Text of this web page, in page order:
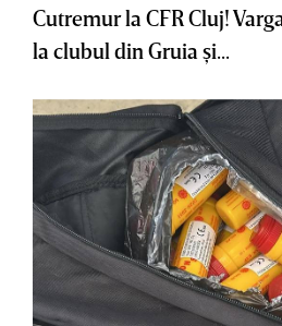
Cutremur la CFR Cluj!
la clubul din Gruia şi...